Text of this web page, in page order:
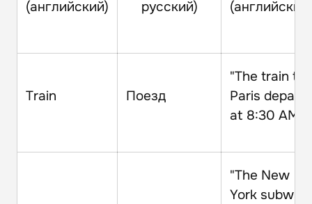
(английский)
русский)
Train Поезд
"The train to
Paris departs
at 8:30 AM."
"The New
York subway